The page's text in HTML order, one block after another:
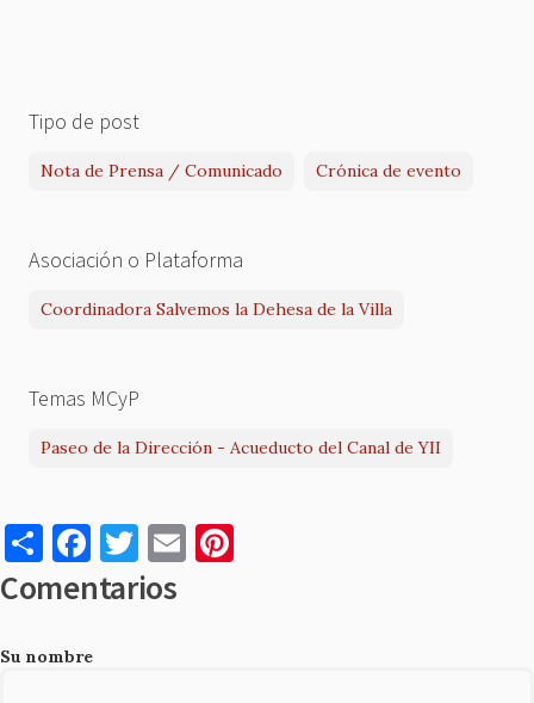
Tipo de post
Nota de Prensa / Comunicado Crónica de evento
Asociación o Plataforma
Coordinadora Salvemos la Dehesa de la Villa
Temas MCyP
Paseo de la Dirección - Acueducto del Canal de YII
S
h
ar
e
F
a
c
e
T
w
it
E
m
Comentarios
Su nombre